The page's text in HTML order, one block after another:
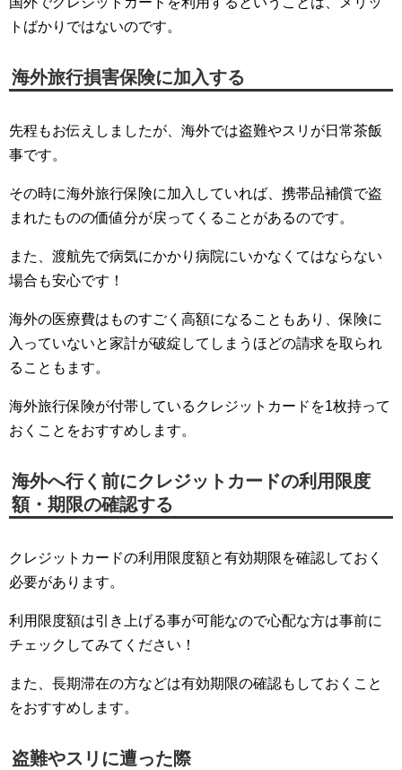
トばかりではないのです。
海外旅行損害保険に加入する
先程もお伝えしましたが、海外では盗難やスリが日常茶飯
事です。
その時に海外旅行保険に加入していれば、携帯品補償で盗
まれたものの価値分が戻ってくることがあるのです。
また、渡航先で病気にかかり病院にいかなくてはならない
場合も安心です！
海外の医療費はものすごく高額になることもあり、保険に
入っていないと家計が破綻してしまうほどの請求を取られ
ることもます。
海外旅行保険が付帯しているクレジットカードを1枚持って
おくことをおすすめします。
海外へ行く前にクレジットカードの利用限度
額・期限の確認する
クレジットカードの利用限度額と有効期限を確認しておく
必要があります。
利用限度額は引き上げる事が可能なので心配な方は事前に
チェックしてみてください！
また、長期滞在の方などは有効期限の確認もしておくこと
をおすすめします。
盗難やスリに遭った際